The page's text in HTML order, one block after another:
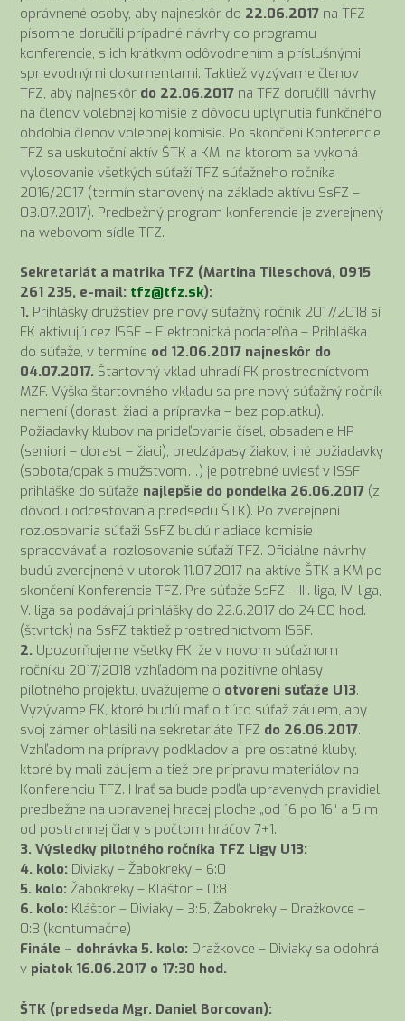
oprávnené osoby, aby najneskôr do 22.06.2017 na TFZ
písomne doručili prípadné návrhy do programu
konferencie, s ich krátkym odôvodnením a príslušnými
sprievodnými dokumentami. Taktiež vyzývame členov
TFZ, aby najneskôr do 22.06.2017 na TFZ doručili návrhy
na členov volebnej komisie z dôvodu uplynutia funkčného
obdobia členov volebnej komisie. Po skončení Konferencie
TFZ sa uskutoční aktív ŠTK a KM, na ktorom sa vykoná
vylosovanie všetkých súťaží TFZ súťažného ročníka
2016/2017 (termín stanovený na základe aktívu SsFZ –
03.07.2017). Predbežný program konferencie je zverejnený
na webovom sídle TFZ.
Sekretariát a matrika TFZ (Martina Tileschová, 0915
261 235, e-mail: tfz@tfz.sk):
1. Prihlášky družstiev pre nový súťažný ročník 2017/2018 si
FK aktivujú cez ISSF – Elektronická podateľňa – Prihláška
do súťaže, v termíne od 12.06.2017 najneskôr do
04.07.2017. Štartovný vklad uhradí FK prostredníctvom
MZF. Výška štartovného vkladu sa pre nový súťažný ročník
nemení (dorast, žiaci a prípravka – bez poplatku).
Požiadavky klubov na prideľovanie čísel, obsadenie HP
(seniori – dorast – žiaci), predzápasy žiakov, iné požiadavky
(sobota/opak s mužstvom…) je potrebné uviesť v ISSF
prihláške do súťaže najlepšie do pondelka 26.06.2017 (z
dôvodu odcestovania predsedu ŠTK). Po zverejnení
rozlosovania súťaži SsFZ budú riadiace komisie
spracovávať aj rozlosovanie súťaží TFZ. Oficiálne návrhy
budú zverejnené v utorok 11.07.2017 na aktíve ŠTK a KM po
skončení Konferencie TFZ. Pre súťaže SsFZ – III. liga, IV. liga,
V. liga sa podávajú prihlášky do 22.6.2017 do 24.00 hod.
(štvrtok) na SsFZ taktiež prostredníctvom ISSF.
2. Upozorňujeme všetky FK, že v novom súťažnom
ročníku 2017/2018 vzhľadom na pozitívne ohlasy
pilotného projektu, uvažujeme o otvorení súťaže U13.
Vyzývame FK, ktoré budú mať o túto súťaž záujem, aby
svoj zámer ohlásili na sekretariáte TFZ do 26.06.2017.
Vzhľadom na prípravy podkladov aj pre ostatné kluby,
ktoré by mali záujem a tiež pre prípravu materiálov na
Konferenciu TFZ. Hrať sa bude podľa upravených pravidiel,
predbežne na upravenej hracej ploche „od 16 po 16“ a 5 m
od postrannej čiary s počtom hráčov 7+1.
3. Výsledky pilotného ročníka TFZ Ligy U13:
4. kolo: Diviaky – Žabokreky – 6:0
5. kolo: Žabokreky – Kláštor – 0:8
6. kolo: Kláštor – Diviaky – 3:5, Žabokreky – Dražkovce –
0:3 (kontumačne)
Finále – dohrávka 5. kolo: Dražkovce – Diviaky sa odohrá
v piatok 16.06.2017 o 17:30 hod.
ŠTK (predseda Mgr. Daniel Borcovan):